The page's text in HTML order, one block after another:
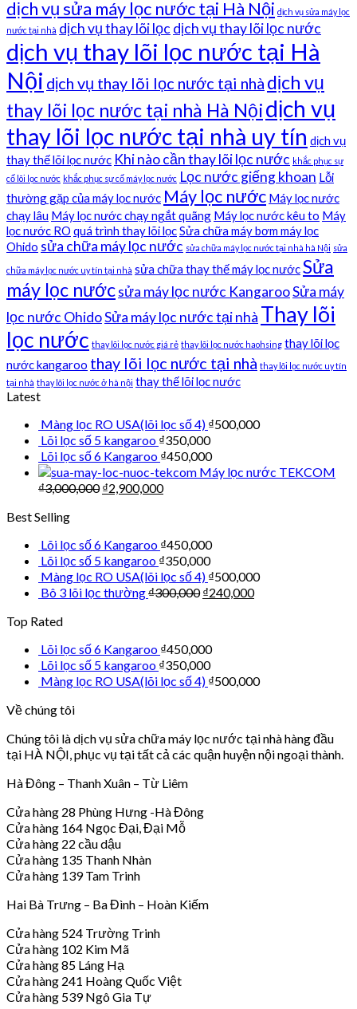
dịch vụ sửa máy lọc nước tại Hà Nội dịch vụ sửa máy lọc
nước tại nhà dịch vụ thay lõi lọc dịch vụ thay lõi lọc nước
dịch vụ thay lõi lọc nước tại Hà
Nội dịch vụ thay lõi lọc nước tại nhà dịch vụ
thay lõi lọc nước tại nhà Hà Nộidịch vụ
thay lõi lọc nước tại nhà uy tín dịch vụ
thay thế lõi lọc nước Khi nào cần thay lõi lọc nước khắc phục sự
cố lõi lọc nước khắc phục sự cố máy lọc nước Lọc nước giếng khoan Lỗi
thường gặp của máy lọc nước Máy lọc nước Máy lọc nước
chạy lâu Máy lọc nước chạy ngắt quãng Máy lọc nước kêu to Máy
lọc nước RO quá trình thay lõi lọcSửa chữa máy bơm máy lọc
Ohido sửa chữa máy lọc nước sửa chữa máy lọc nước tại nhà hà Nội sửa
chữa máy lọc nước uy tín tại nhà sửa chữa thay thế máy lọc nướcSửa
máy lọc nướcsửa máy lọc nước KangarooSửa máy
lọc nước OhidoSửa máy lọc nước tại nhà Thay lõi
lọc nước thay lõi lọc nước giá rẻ thay lõi lọc nước haohsing thay lõi lọc
nước kangaroo thay lõi lọc nước tại nhà thay lõi lọc nước uy tín
tại nhà thay lõi lọc nước ở hà nội thay thế lõi lọc nước
Latest
Màng lọc RO USA(lõi lọc số 4) ₫500,000
Lõi lọc số 5 kangaroo ₫350,000
Lõi lọc số 6 Kangaroo ₫450,000
Máy lọc nước TEKCOM
₫3,000,000 ₫2,900,000
Best Selling
Lõi lọc số 6 Kangaroo ₫450,000
Lõi lọc số 5 kangaroo ₫350,000
Màng lọc RO USA(lõi lọc số 4) ₫500,000
Bô 3 lõi lọc thường₫300,000 ₫240,000
Top Rated
Lõi lọc số 6 Kangaroo ₫450,000
Lõi lọc số 5 kangaroo ₫350,000
Màng lọc RO USA(lõi lọc số 4) ₫500,000
Về chúng tôi
Chúng tôi là dịch vụ sửa chữa máy lọc nước tại nhà hàng đầu
tại HÀ NỘI, phục vụ tại tất cả các quận huyện nội ngoại thành.
Hà Đông – Thanh Xuân – Từ Liêm
Cửa hàng 28 Phùng Hưng -Hà Đông
Cửa hàng 164 Ngọc Đại, Đại Mỗ
Cửa hàng 22 cầu dậu
Cửa hàng 135 Thanh Nhàn
Cửa hàng 139 Tam Trinh
Hai Bà Trưng – Ba Đình – Hoàn Kiếm
Cửa hàng 524 Trường Trinh
Cửa hàng 102 Kim Mã
Cửa hàng 85 Láng Hạ
Cửa hàng 241 Hoàng Quốc Việt
Cửa hàng 539 Ngô Gia Tự